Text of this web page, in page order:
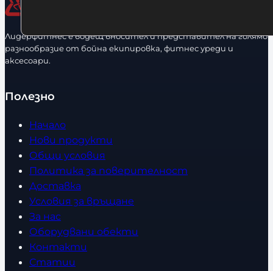
Лидерфитнес е водещ вносител и представител на голямо
разнообразие от бойна екипировка, фитнес уреди и
аксесоари.
Полезно
Начало
Нови продукти
Общи условия
Политика за поверителност
Доставка
Условия за връщане
За нас
Оборудвани обекти
Контакти
Статии